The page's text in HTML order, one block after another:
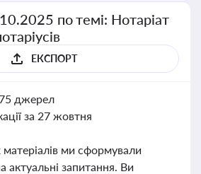
по темі: Нотаріат
ЕКСПОРТ
джерел
за 27 жовтня
матеріалів ми сформували
актуальні запитання. Ви